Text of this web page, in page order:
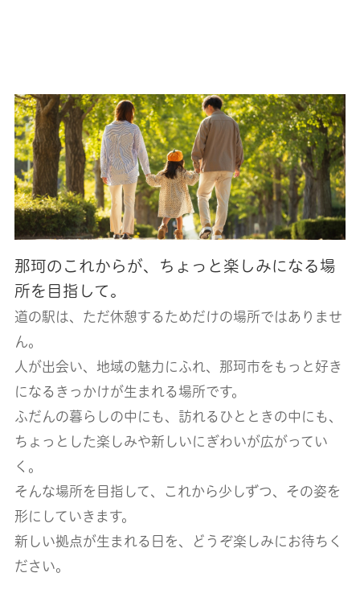
那珂のこれからが、ちょっと楽しみになる場
所を目指して。
道の駅は、ただ休憩するためだけの場所ではありませ
ん。
人が出会い、地域の魅力にふれ、那珂市をもっと好き
になるきっかけが生まれる場所です。
ふだんの暮らしの中にも、訪れるひとときの中にも、
ちょっとした楽しみや新しいにぎわいが広がってい
く。
そんな場所を目指して、これから少しずつ、その姿を
形にしていきます。
新しい拠点が生まれる日を、どうぞ楽しみにお待ちく
ださい。